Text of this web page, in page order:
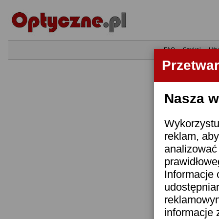
Nasza
reklam,
Informacje
informacje
•FAQ•Szukaj•